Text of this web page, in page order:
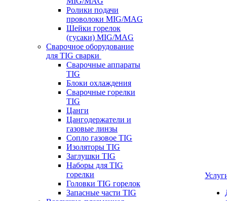
Ролики подачи
проволоки MIG/MAG
Шейки горелок
(гусаки) MIG/MAG
Сварочное оборудование
для TIG сварки
Сварочные аппараты
TIG
Блоки охлаждения
Сварочные горелки
TIG
Цанги
Цангодержатели и
газовые линзы
Сопло газовое TIG
Изоляторы TIG
Заглушки TIG
Наборы для TIG
горелки
Головки TIG горелок
Запасные части TIG